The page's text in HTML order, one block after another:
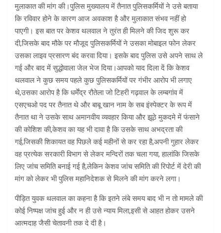
मुलाकात की मांग की।पुलिस मुख्यालय में तैनात पुलिसकर्मियों ने उसे बताया
कि रविवार होने के कारण आज अवकाश है और मुलाकात संभव नहीं हो
पाएगी। इस बात पर केशव थलवाल ने तुरंत ही मिलने की जिद शुरू कर
दी,जिसके बाद मौके पर मौजूद पुलिसकर्मियों ने उसका मोबाइल फोन लेकर
उसका लाइव प्रसारण बंद करवा दिया। इसके बाद पुलिस उसे अपने साथ ले
गई और बाद में सुद्धोवाला जेल भेज दिया।आपको याद दिला दें कि केशव
थलवाल ने कुछ समय पहले कुछ पुलिसकर्मियों पर गंभीर आरोप भी लगाए
थे,उसका आरोप है कि धर्मेंद्र रौतेला जो टिहरी गढ़वाल के लम्बगांव में
एसएचओ पद पर तैनात थे और बाबू खान नाम के सब इंस्पेक्टर के रूप में
तैनात था ने उसके साथ अमानवीय व्यवहार किया और झूठे मुकदमे में फंसाने
की कोशिश की,केशव का यह भी दावा है कि उसके साथ अभद्रता की
गई,जिसकी शिकायत वह पिछले कई महीनों से कर रहा है,अपनी गुहार लेकर
वह प्रत्येक सरकारी विभाग से लेकर मन्दिरों तक चला गया, हालांकि जिसके
लिए जांच समिति बनाई गई है,लेकिन केशव जांच समिति की रिपोर्ट में देरी की
मांग को लेकर भी पुलिस महानिदेशक से मिलने की मांग करने लगा।
पीड़ित युवक थलवाल का कहना है कि इतने लंबे समय बाद भी न तो मामले की
कोई निष्पक्ष जांच हुई और न ही उसे न्याय मिला,इसी से आहत होकर उसने
आत्मदाह जैसी चेतावनी तक दे दी है।